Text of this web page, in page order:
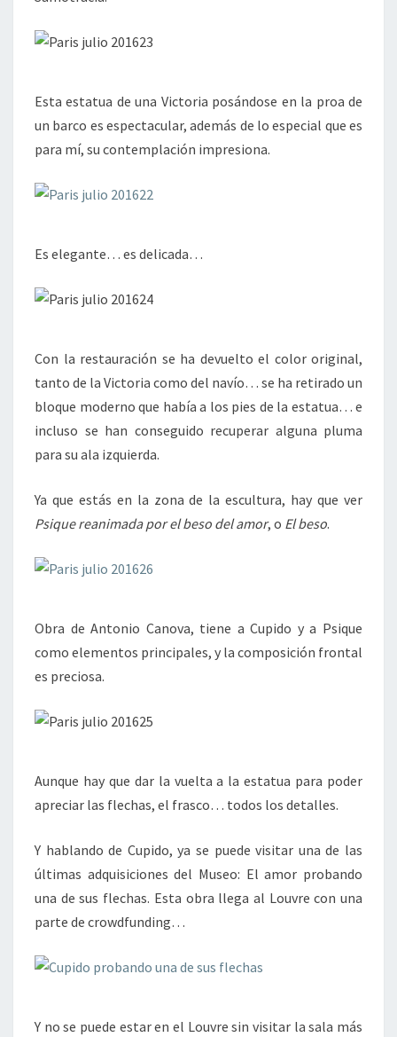
Esta estatua de una Victoria posándose en la proa de
un barco es espectacular, además de lo especial que es
para mí, su contemplación impresiona.
Es elegante… es delicada…
Con la restauración se ha devuelto el color original,
tanto de la Victoria como del navío… se ha retirado un
bloque moderno que había a los pies de la estatua… e
incluso se han conseguido recuperar alguna pluma
para su ala izquierda.
Ya que estás en la zona de la escultura, hay que ver
Psique reanimada por el beso del amor, o El beso.
Obra de Antonio Canova, tiene a Cupido y a Psique
como elementos principales, y la composición frontal
es preciosa.
Aunque hay que dar la vuelta a la estatua para poder
apreciar las flechas, el frasco… todos los detalles.
Y hablando de Cupido, ya se puede visitar una de las
últimas adquisiciones del Museo: El amor probando
una de sus flechas. Esta obra llega al Louvre con una
parte de crowdfunding…
Y no se puede estar en el Louvre sin visitar la sala más